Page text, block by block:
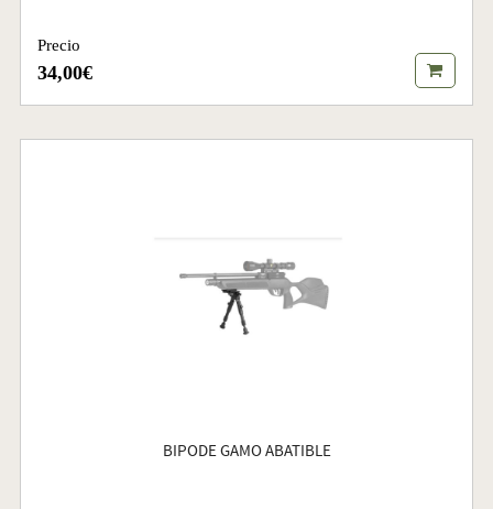
Precio
34,00€
BIPODE GAMO ABATIBLE